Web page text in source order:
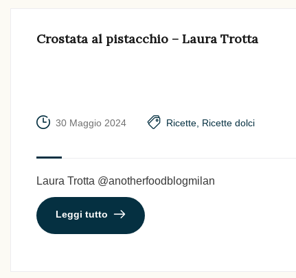
Crostata al pistacchio – Laura Trotta
30 Maggio 2024 Ricette Ricette dolci
Laura Trotta @anotherfoodblogmilan
Leggi tutto